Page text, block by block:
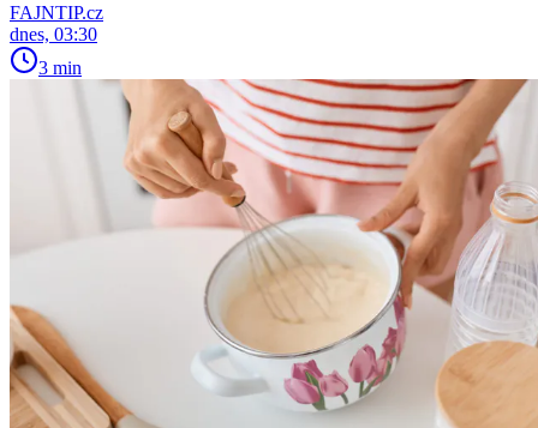
FAJNTIP.cz
dnes, 03:30
3 min